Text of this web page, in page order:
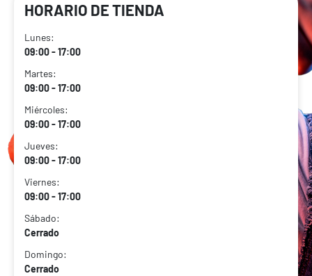
HORARIO DE TIENDA
Lunes:
09:00 - 17:00
Martes:
09:00 - 17:00
Miércoles:
09:00 - 17:00
Jueves:
09:00 - 17:00
Viernes:
09:00 - 17:00
Sábado:
Cerrado
Domingo:
Cerrado